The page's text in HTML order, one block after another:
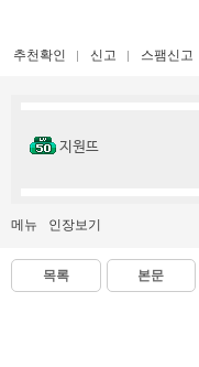
추천확인 신고 스팸신고
지원뜨
메뉴 인장보기
목록 본문